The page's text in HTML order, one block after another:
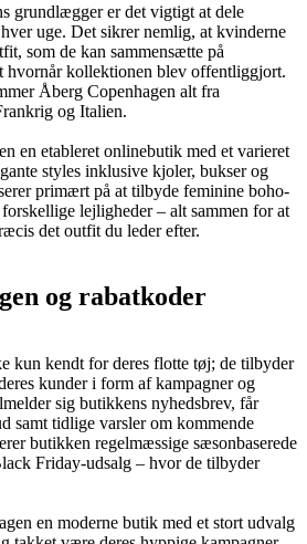
grundlægger er det vigtigt at dele
uge. Det sikrer nemlig, at kvinderne
som de kan sammensætte på
hvornår kollektionen blev offentliggjort.
Åberg Copenhagen alt fra
og Italien.
en etableret onlinebutik med et varieret
styles inklusive kjoler, bukser og
primært på at tilbyde feminine boho-
lejligheder – alt sammen for at
det outfit du leder efter.
og rabatkoder
kun kendt for deres flotte tøj; de tilbyder
kunder i form af kampagner og
sig butikkens nyhedsbrev, får
samt tidlige varsler om kommende
butikken regelmæssige sæsonbaserede
Friday-udsalg – hvor de tilbyder
en moderne butik med et stort udvalg